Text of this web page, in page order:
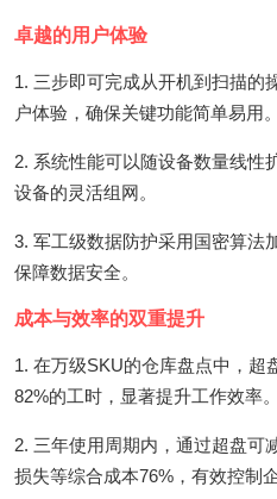
卓越的用户体验
1. 三步即可完成从开机到扫描的
户体验，确保关键功能简单易用。
2. 系统性能可以随设备数量线性
设备的灵活组网。
3. 军工级数据防护采用国密算法
保障数据安全。
成本与效率的双重提升
1. 在万级SKU的仓库盘点中，超
82%的工时，显著提升工作效率。
2. 三年使用周期内，通过超盘可
损失等综合成本76%，有效控制